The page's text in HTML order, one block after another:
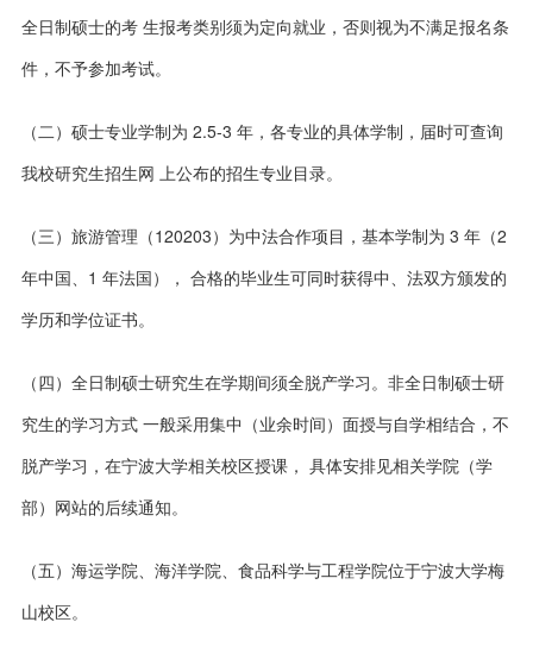
全日制硕士的考 生报考类别须为定向就业，否则视为不满足报名条
件，不予参加考试。
（二）硕士专业学制为 2.5-3 年，各专业的具体学制，届时可查询
我校研究生招生网 上公布的招生专业目录。
（三）旅游管理（120203）为中法合作项目，基本学制为 3 年（2
年中国、1 年法国）， 合格的毕业生可同时获得中、法双方颁发的
学历和学位证书。
（四）全日制硕士研究生在学期间须全脱产学习。非全日制硕士研
究生的学习方式 一般采用集中（业余时间）面授与自学相结合，不
脱产学习，在宁波大学相关校区授课， 具体安排见相关学院（学
部）网站的后续通知。
（五）海运学院、海洋学院、食品科学与工程学院位于宁波大学梅
山校区。